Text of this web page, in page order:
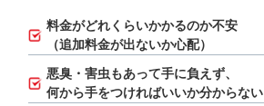
料金がどれくらいかかるのか不安
（追加料金が出ないか心配）
悪臭・害虫もあって手に負えず、
何から手をつければいいか分からない